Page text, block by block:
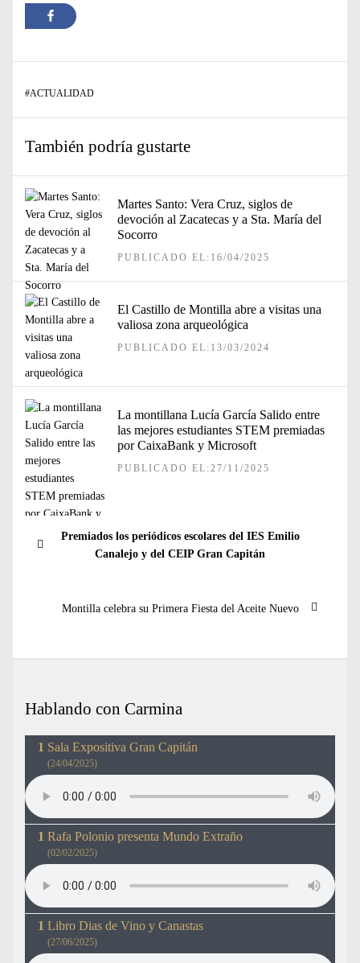
#ACTUALIDAD
También podría gustarte
Martes Santo: Vera Cruz, siglos de
devoción al Zacatecas y a Sta. María del
Socorro
PUBLICADO EL:16/04/2025
El Castillo de Montilla abre a visitas una
valiosa zona arqueológica
PUBLICADO EL:13/03/2024
La montillana Lucía García Salido entre
las mejores estudiantes STEM premiadas
por CaixaBank y Microsoft
PUBLICADO EL:27/11/2025
de
Entrada
anterior:
Premiados los periódicos escolares del IES Emilio
Canalejo y del CEIP Gran Capitán
Entrada
Montilla celebra su Primera Fiesta del Aceite Nuevo
Hablando con Carmina
Sala Expositiva Gran Capitán
(24/04/2025)
Rafa Polonio presenta Mundo Extraño
(02/02/2025)
Libro Dias de Vino y Canastas
(27/06/2025)